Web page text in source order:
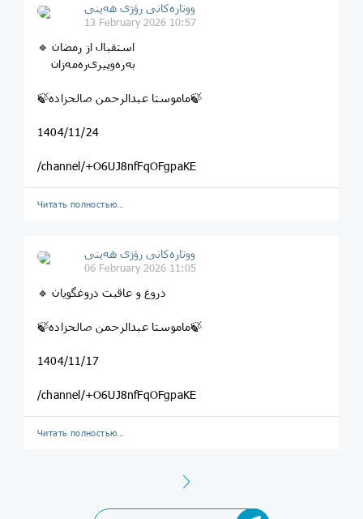
ووتارەکانی رۆژی ھەینی
13 February 2026 10:57
🔹 استقبال از رمضان
به‌ره‌وپیری‌ره‌مه‌زان
🍃ماموستا عبدالرحمن صالحزاده🍃
1404/11/24
/channel/+O6UJ8nfFqOFgpaKE
Читать полностью…
ووتارەکانی رۆژی ھەینی
06 February 2026 11:05
🔹 دروغ و عاقبت دروغگویان
🍃ماموستا عبدالرحمن صالحزاده🍃
1404/11/17
/channel/+O6UJ8nfFqOFgpaKE
Читать полностью…
Next